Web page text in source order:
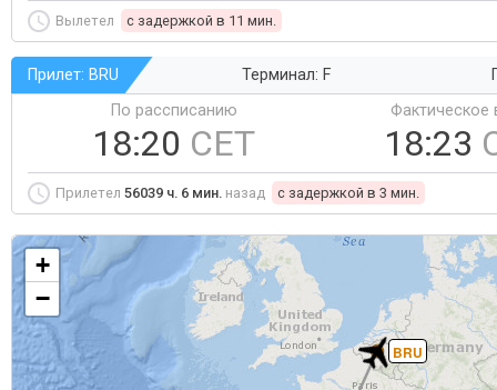
Вылетел c задержкой в 11 мин.
Прилет: BRU Терминал: F
По рассписанию
18:20 CET
Фактическое
18:23
Прилетел 56039 ч. 6 мин. назад c задержкой в 3 мин.
BRU
+
−